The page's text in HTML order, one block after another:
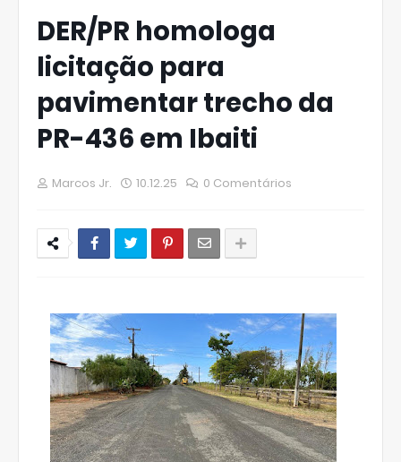
DER/PR homologa
licitação para
pavimentar trecho da
PR-436 em Ibaiti
Marcos Jr. 10.12.25 0 Comentários